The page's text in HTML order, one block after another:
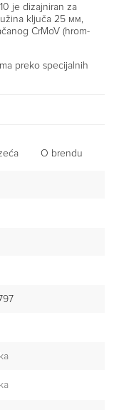
je dizajniran za
ključa 25 мм,
CrMoV (hrom-
preko specijalnih
O brendu